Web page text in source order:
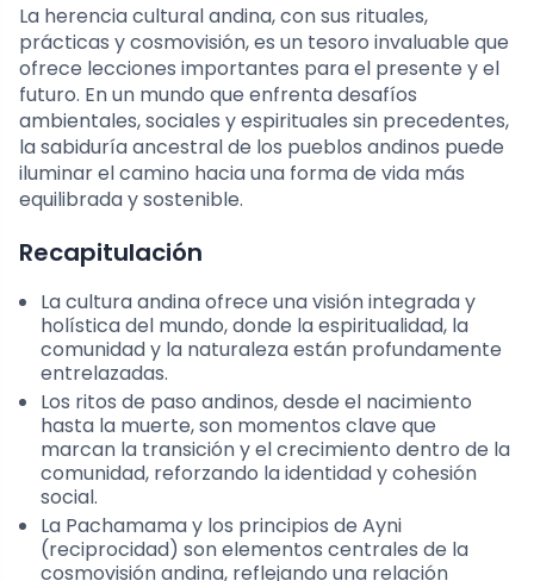
La herencia cultural andina, con sus rituales,
prácticas y cosmovisión, es un tesoro invaluable que
ofrece lecciones importantes para el presente y el
futuro. En un mundo que enfrenta desafíos
ambientales, sociales y espirituales sin precedentes,
la sabiduría ancestral de los pueblos andinos puede
iluminar el camino hacia una forma de vida más
equilibrada y sostenible.
Recapitulación
La cultura andina ofrece una visión integrada y
holística del mundo, donde la espiritualidad, la
comunidad y la naturaleza están profundamente
entrelazadas.
Los ritos de paso andinos, desde el nacimiento
hasta la muerte, son momentos clave que
marcan la transición y el crecimiento dentro de la
comunidad, reforzando la identidad y cohesión
social.
La Pachamama y los principios de Ayni
(reciprocidad) son elementos centrales de la
cosmovisión andina, reflejando una relación